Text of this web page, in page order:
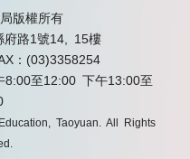
版權所有
府路1號14, 15樓
：(03)3358254
8:00至12:00 下午13:00至
Taoyuan. All Rights